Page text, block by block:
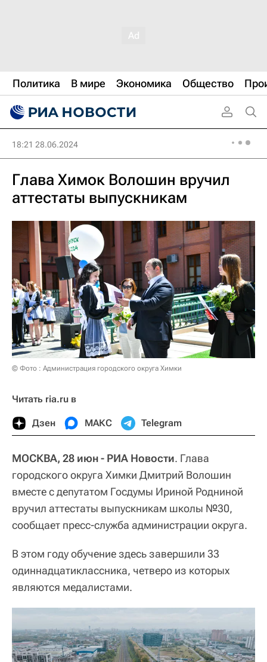
Политика В мире Экономика Общество
18:21 28.06.2024
Глава Химок Волошин вручил
аттестаты выпускникам
© Фото : Администрация городского округа Химки
Читать ria.ru в
Дзен МАКС Telegram
МОСКВА, 28 июн - РИА Новости. Глава
городского округа Химки Дмитрий Волошин
вместе с депутатом Госдумы Ириной Родниной
вручил аттестаты выпускникам школы №30,
сообщает пресс-служба администрации округа.
В этом году обучение здесь завершили 33
одиннадцатиклассника, четверо из которых
являются медалистами.